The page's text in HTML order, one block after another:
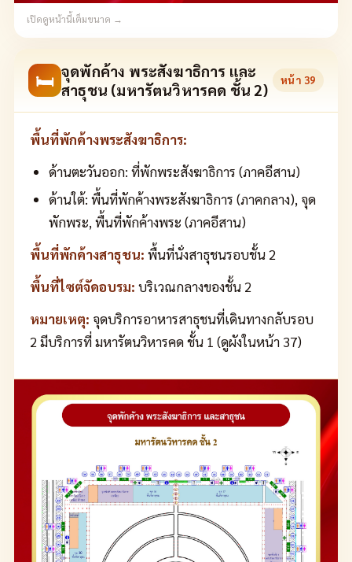
เปิดดูหน้านี้เต็มขนาด →
🛏 จุดพักค้าง พระสังฆาธิการ และ
สาธุชน (มหารัตนวิหารคด ชั้น 2)
หน้า 39
พื้นที่พักค้างพระสังฆาธิการ:
ด้านตะวันออก: ที่พักพระสังฆาธิการ (ภาคอีสาน)
ด้านใต้: พื้นที่พักค้างพระสังฆาธิการ (ภาคกลาง), จุด
พักพระ, พื้นที่พักค้างพระ (ภาคอีสาน)
พื้นที่พักค้างสาธุชน: พื้นที่นั่งสาธุชนรอบชั้น 2
พื้นที่ไซต์จัดอบรม: บริเวณกลางของชั้น 2
หมายเหตุ: จุดบริการอาหารสาธุชนที่เดินทางกลับรอบ
2 มีบริการที่ มหารัตนวิหารคด ชั้น 1 (ดูผังในหน้า 37)